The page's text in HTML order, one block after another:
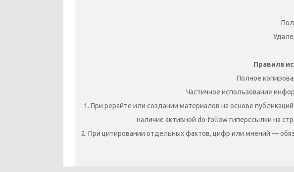
Правила
Полное
Частичное использование
1. При рерайте или создании материалов на основе
наличие активной do-follow гиперссылки на
2. При цитировании отдельных фактов, цифр или мнений —